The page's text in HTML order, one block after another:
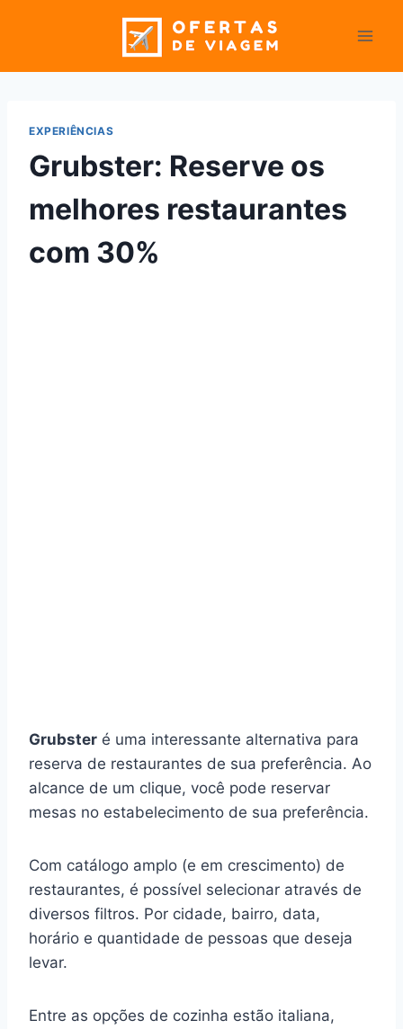
EXPERIÊNCIAS
Grubster: Reserve os
melhores restaurantes
com 30%
Grubster é uma interessante alternativa para
reserva de restaurantes de sua preferência. Ao
alcance de um clique, você pode reservar
mesas no estabelecimento de sua preferência.
Com catálogo amplo (e em crescimento) de
restaurantes, é possível selecionar através de
diversos filtros. Por cidade, bairro, data,
horário e quantidade de pessoas que deseja
levar.
Entre as opções de cozinha estão italiana,